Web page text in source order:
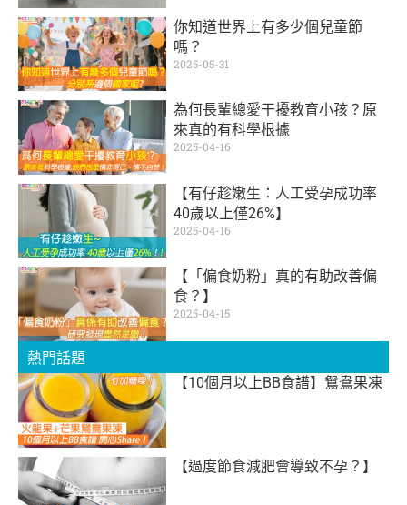
你知道世界上有多少個兒童節
嗎？
2025-05-31
為何長輩總愛干擾教育小孩？原
來真的有科學根據
2025-04-16
【有仔趁嫩生：人工受孕成功率
40歲以上僅26%】
2025-04-16
【「偏食奶粉」真的有助改善偏
食？】
2025-04-15
熱門話題
【10個月以上BB食譜】鴛鴦果凍
【過度節食減肥會導致不孕？】